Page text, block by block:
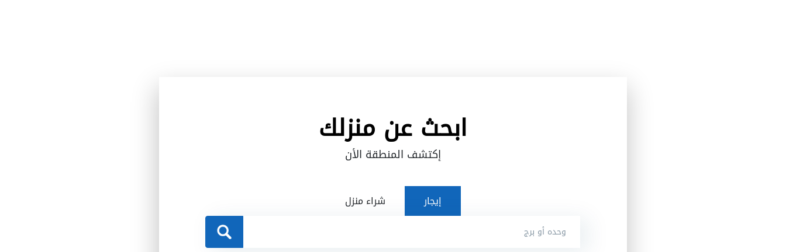
ابحث عن منزلك
إكتشف المنطقة الأن
إيجار شراء منزل